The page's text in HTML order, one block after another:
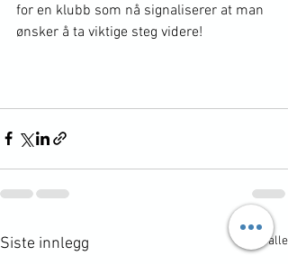
for en klubb som nå signaliserer at man
ønsker å ta viktige steg videre!
Siste innlegg Se alle